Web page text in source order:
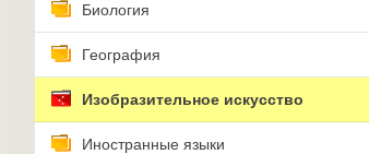
Биология
География
Изобразительное искусство
Иностранные языки